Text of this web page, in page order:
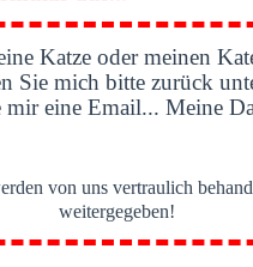
Katze oder meinen
Sie mich bitte zurück
mir eine Email... Meine
von uns vertraulich
weitergegeben!